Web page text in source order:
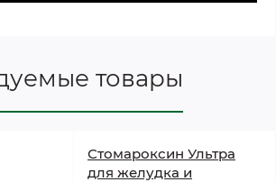
товары
Стомароксин Ультра
для желудка и